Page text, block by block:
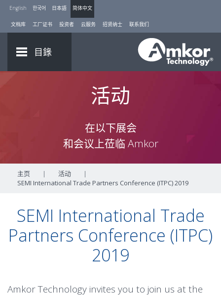
English 한국어 日本語 简体中文
文档库 工厂证书 投资者 云服务 招贤纳士 联系我们
目錄
活动
在以下展会
和会议上莅临 Amkor
主页 | 活动
|
SEMI International Trade Partners Conference (ITPC) 2019
SEMI International Trade
Partners Conference (ITPC)
2019
Amkor Technology invites you to join us at the